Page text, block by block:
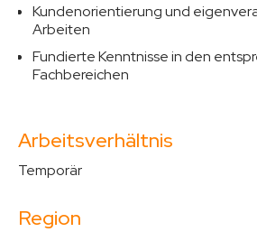
Kundenorientierung und
Arbeiten
Fundierte Kenntnisse in den
Fachbereichen
Arbeitsverhältnis
Temporär
Region